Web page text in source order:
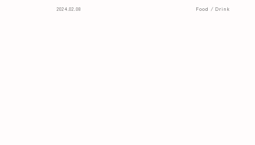
2024.02.08 Food / Drink